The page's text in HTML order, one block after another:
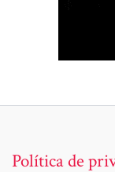
Política de